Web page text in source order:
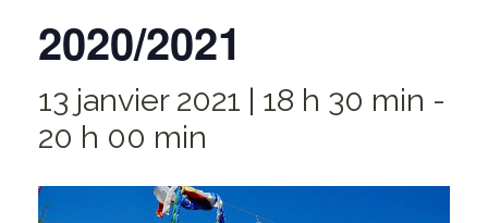
2020/2021
13 janvier 2021 | 18 h 30 min -
20 h 00 min